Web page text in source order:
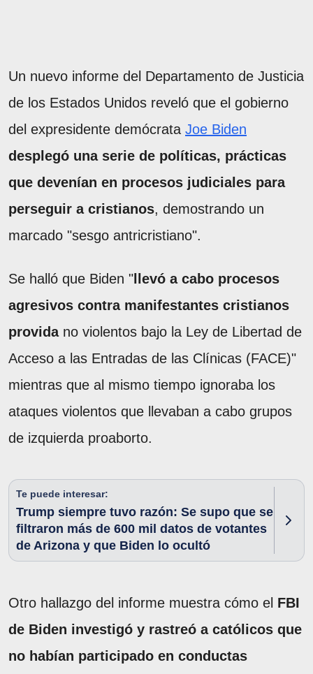
Un nuevo informe del Departamento de Justicia
de los Estados Unidos reveló que el gobierno
del expresidente demócrata Joe Biden
desplegó una serie de políticas, prácticas
que devenían en procesos judiciales para
perseguir a cristianos, demostrando un
marcado "sesgo antricristiano".
Se halló que Biden " llevó a cabo procesos
agresivos contra manifestantes cristianos
providano violentos bajo la Ley de Libertad de
Acceso a las Entradas de las Clínicas (FACE)"
mientras que al mismo tiempo ignoraba los
ataques violentos que llevaban a cabo grupos
de izquierda proaborto.
Te puede interesar:
Trump siempre tuvo razón: Se supo que se
filtraron más de 600 mil datos de votantes
de Arizona y que Biden lo ocultó
Otro hallazgo del informe muestra cómo el FBI
de Biden investigó y rastreó a católicos que
no habían participado en conductas